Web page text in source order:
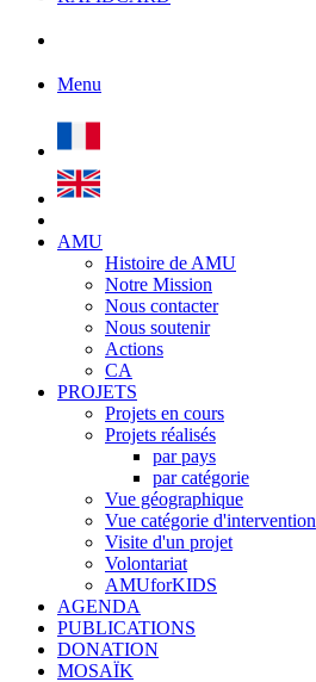
Menu
AMU
Histoire de AMU
Notre Mission
Nous contacter
Nous soutenir
Actions
CA
PROJETS
Projets en cours
Projets réalisés
par pays
par catégorie
Vue géographique
Vue catégorie d'intervention
Visite d'un projet
Volontariat
AMUforKIDS
AGENDA
PUBLICATIONS
DONATION
MOSAÏK